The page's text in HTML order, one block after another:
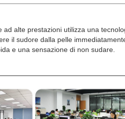
alte prestazioni utilizza una
il sudore dalla pelle
e una sensazione di non sudare.